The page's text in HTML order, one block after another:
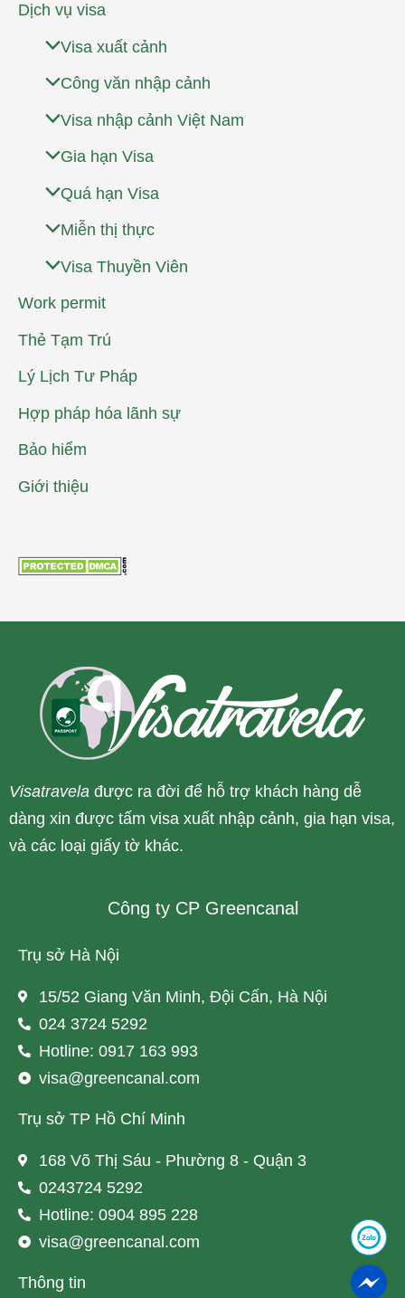
Dịch vụ visa
Visa xuất cảnh
Công văn nhập cảnh
Visa nhập cảnh Việt Nam
Gia hạn Visa
Quá hạn Visa
Miễn thị thực
Visa Thuyền Viên
Work permit
Thẻ Tạm Trú
Lý Lịch Tư Pháp
Hợp pháp hóa lãnh sự
Bảo hiểm
Giới thiệu
Visatravela được ra đời để hỗ trợ khách hàng dễ
dàng xin được tấm visa xuất nhập cảnh, gia hạn visa,
và các loại giấy tờ khác.
Công ty CP Greencanal
Trụ sở Hà Nội
15/52 Giang Văn Minh, Đội Cấn, Hà Nội
024 3724 5292
Hotline: 0917 163 993
visa@greencanal.com
Trụ sở TP Hồ Chí Minh
168 Võ Thị Sáu - Phường 8 - Quận 3
0243724 5292
Hotline: 0904 895 228
visa@greencanal.com
Thông tin